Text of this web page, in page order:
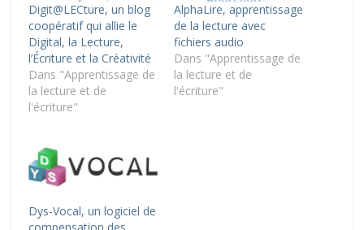
Digit@LECture, un blog
coopératif qui allie le
Digital, la Lecture,
l’Écriture et la Créativité
Dans "Apprentissage de
la lecture et de
l'écriture"
AlphaLire, apprentissage
de la lecture avec
fichiers audio
Dans "Apprentissage de
la lecture et de
l'écriture"
Dys-Vocal, un logiciel de